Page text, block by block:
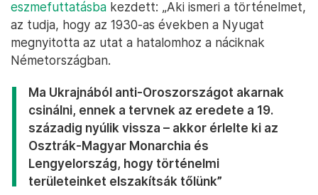
eszmefuttatásba kezdett: „Aki ismeri a történelmet,
az tudja, hogy az 1930-as években a Nyugat
megnyitotta az utat a hatalomhoz a náciknak
Németországban.
Ma Ukrajnából anti-Oroszországot akarnak
csinálni, ennek a tervnek az eredete a 19.
századig nyúlik vissza – akkor érlelte ki az
Osztrák-Magyar Monarchia és
Lengyelország, hogy történelmi
területeinket elszakítsák tőlünk”